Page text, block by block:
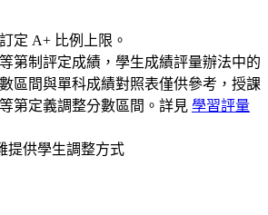
定 A+ 比例上限。
第制評定成績，學生成績評量辦法中的
區間與單科成績對照表僅供參考，授課
第定義調整分數區間。詳見 學習評量
提供學生調整方式